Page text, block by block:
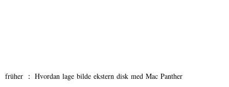
früher ： Hvordan lage bilde ekstern disk med Mac Panther